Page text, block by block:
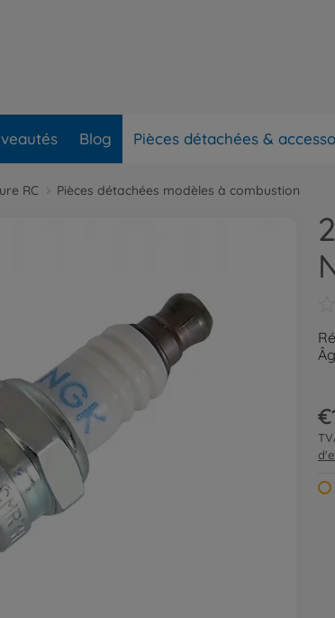
Blog Pièces détachées &
RC Pièces détachées modèles à combustion